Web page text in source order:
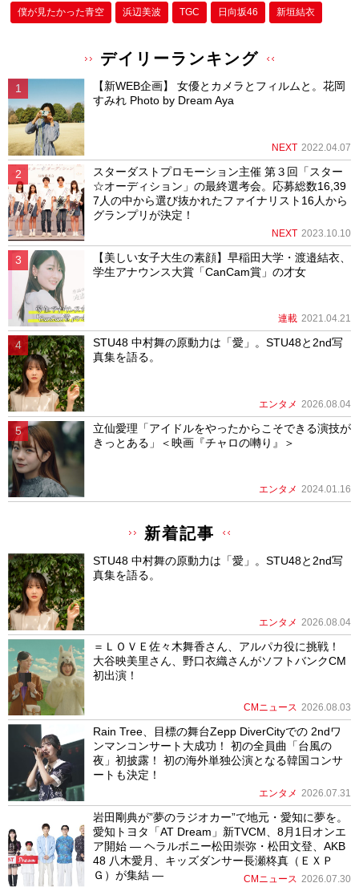
僕が⾒たかった⻘空 浜辺美波 TGC 日向坂46 新垣結衣
デイリーランキング
【新WEB企画】 女優とカメラとフィルムと。花岡
すみれ Photo by Dream Aya
NEXT 2022.04.07
スターダストプロモーション主催 第３回「スター
☆オーディション」の最終選考会。応募総数16,39
7人の中から選び抜かれたファイナリスト16人から
グランプリが決定！
NEXT 2023.10.10
【美しい女子大生の素顔】早稲田大学・渡邉結衣、
学生アナウンス大賞「CanCam賞」の才女
連載 2021.04.21
STU48 中村舞の原動力は「愛」。STU48と2nd写
真集を語る。
エンタメ 2026.08.04
立仙愛理「アイドルをやったからこそできる演技が
きっとある」＜映画『チャロの囀り』＞
エンタメ 2024.01.16
新着記事
STU48 中村舞の原動力は「愛」。STU48と2nd写
真集を語る。
エンタメ 2026.08.04
＝ＬＯＶＥ佐々木舞香さん、アルパカ役に挑戦！
大谷映美里さん、野口衣織さんがソフトバンクCM
初出演！
CMニュース 2026.08.03
Rain Tree、目標の舞台Zepp DiverCityでの 2ndワ
ンマンコンサート大成功！ 初の全員曲「台風の
夜」初披露！ 初の海外単独公演となる韓国コンサ
ートも決定！
エンタメ 2026.07.31
岩田剛典が”夢のラジオカー”で地元・愛知に夢を。
愛知トヨタ「AT Dream」新TVCM、8月1日オンエ
ア開始 ― ヘラルボニー松田崇弥・松田文登、AKB
48 八木愛月、キッズダンサー長瀬柊真（ＥＸＰ
Ｇ）が集結 ―
CMニュース 2026.07.30